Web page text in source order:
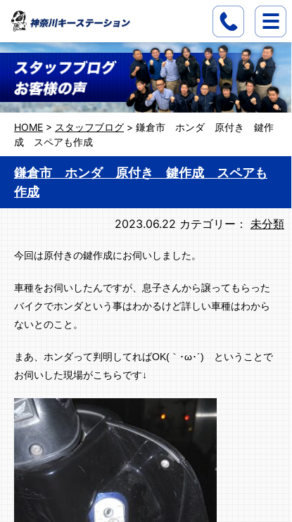
HOME > スタッフブログ > 鎌倉市 ホンダ 原付き 鍵作
成 スペアも作成
鎌倉市 ホンダ 原付き 鍵作成 スペアも
作成
2023.06.22 カテゴリー： 未分類
今回は原付きの鍵作成にお伺いしました。
車種をお伺いしたんですが、息子さんから譲ってもらった
バイクでホンダという事はわかるけど詳しい車種はわから
ないとのこと。
まあ、ホンダって判明してればOK(｀･ω･´)ゞということで
お伺いした現場がこちらです↓